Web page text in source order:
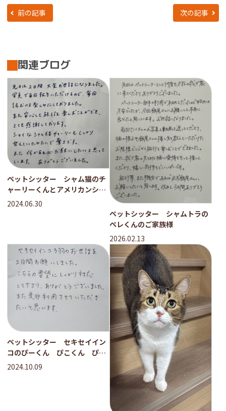
前の記事 次の記事
関連ブログ
ペットシッター シャム猫のチ
ャーリーくんとアメリカンショ
ートヘアのオースティンくんの
2024.06.30
ペットシッター シャムトラの
ペレくんのご家族様
2026.02.13
ペットシッター セキセイイン
コのぴーくん ぴこくん ぴぴ
ちゃんのご家族様
2024.10.09